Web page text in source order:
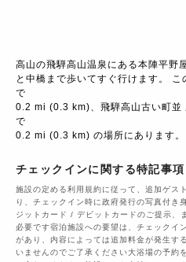
高山の飛騨高山温泉にある本陣平野
と中橋まで歩いてすぐ行けます。
で
0.2 mi (0.3 km)、飛騨高山古い町並
で
0.2 mi (0.3 km) の場所にあります。
チェックインに関する特記事項
施設の定める利用規約に従って、追加ゲス
り、チェックイン時に政府発行の写真付き
ジットカード / デビットカードのご提示、
必要です宿泊施設への要望は、チェックイ
があり、内容によっては追加料金が発生す
いませんのでご了承ください大浴場の予約